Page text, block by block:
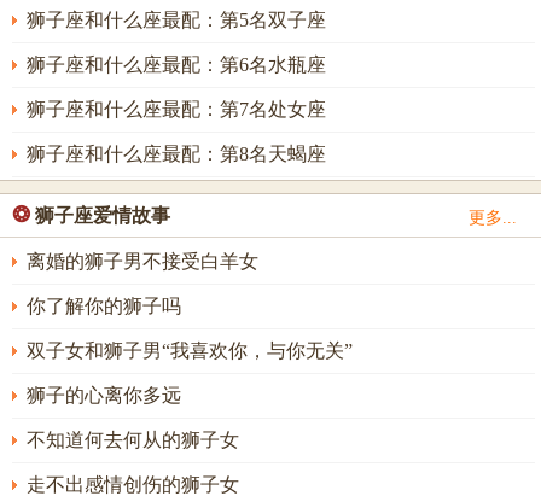
狮子座和什么座最配：第5名双子座
狮子座和什么座最配：第6名水瓶座
狮子座和什么座最配：第7名处女座
狮子座和什么座最配：第8名天蝎座
❂ 狮子座爱情故事 更多...
离婚的狮子男不接受白羊女
你了解你的狮子吗
双子女和狮子男“我喜欢你，与你无关”
狮子的心离你多远
不知道何去何从的狮子女
走不出感情创伤的狮子女